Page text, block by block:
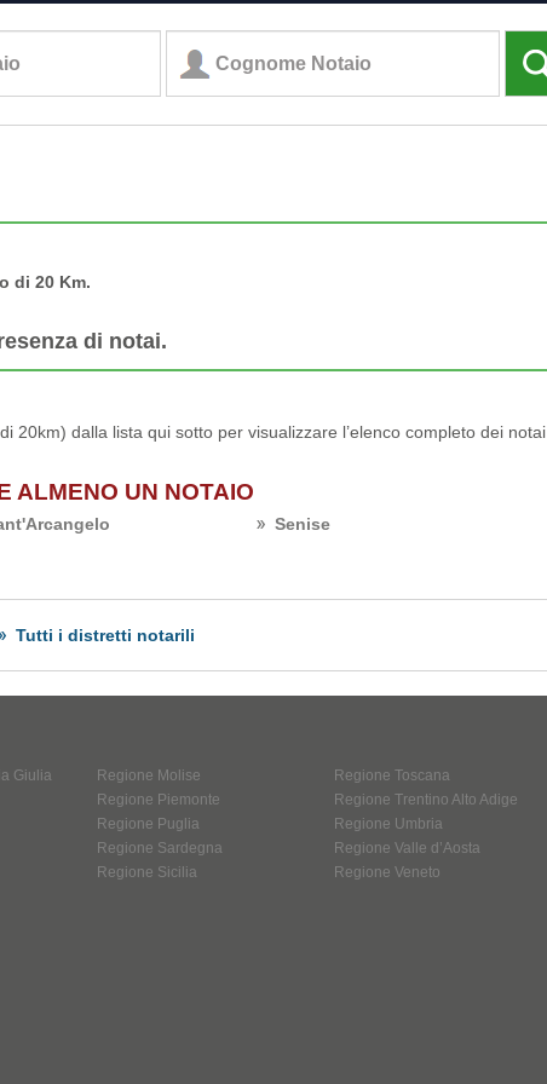
di 20 Km.
di notai.
20km) dalla lista qui sotto per visualizzare l’elenco completo dei notai
ALMENO UN NOTAIO
Senise
Tutti i distretti notarili
Giulia
Regione Molise
Regione Piemonte
Regione Puglia
Regione Sardegna
Regione Sicilia
Regione Toscana
Regione Trentino Alto Adige
Regione Umbria
Regione Valle d’Aosta
Regione Veneto